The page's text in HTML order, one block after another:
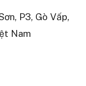
P3, Gò Vấp,
Nam